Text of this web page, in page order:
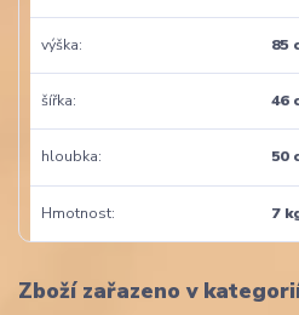
výška 85
šířka 46
hloubka 50
Hmotnost 7
Zboží zařazeno v